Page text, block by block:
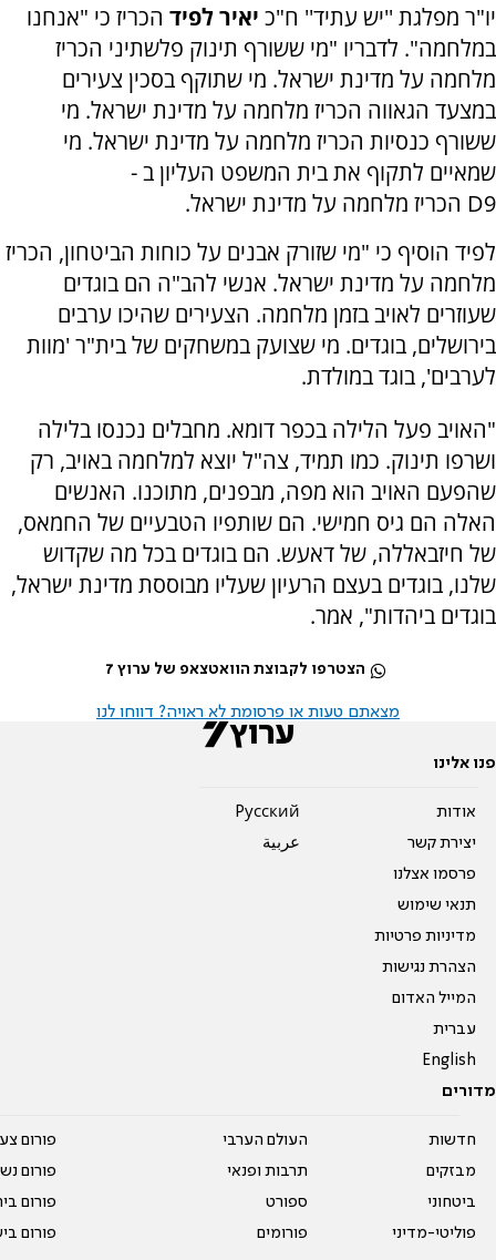
יו"ר מפלגת ''יש עתיד'' ח"כ יאיר לפיד הכריז כי "אנחנו
במלחמה". לדבריו "מי ששורף תינוק פלשתיני הכריז
מלחמה על מדינת ישראל. מי שתוקף בסכין צעירים
במצעד הגאווה הכריז מלחמה על מדינת ישראל. מי
ששורף כנסיות הכריז מלחמה על מדינת ישראל. מי
שמאיים לתקוף את בית המשפט העליון ב -
D9 הכריז מלחמה על מדינת ישראל.
לפיד הוסיף כי "מי שזורק אבנים על כוחות הביטחון, הכריז
מלחמה על מדינת ישראל. אנשי להב"ה הם בוגדים
שעוזרים לאויב בזמן מלחמה. הצעירים שהיכו ערבים
בירושלים, בוגדים. מי שצועק במשחקים של בית"ר 'מוות
לערבים', בוגד במולדת.
"האויב פעל הלילה בכפר דומא. מחבלים נכנסו בלילה
ושרפו תינוק. כמו תמיד, צה"ל יוצא למלחמה באויב, רק
שהפעם האויב הוא מפה, מבפנים, מתוכנו. האנשים
האלה הם גיס חמישי. הם שותפיו הטבעיים של החמאס,
של חיזבאללה, של דאעש. הם בוגדים בכל מה שקדוש
שלנו, בוגדים בעצם הרעיון שעליו מבוססת מדינת ישראל,
בוגדים ביהדות", אמר.
הצטרפו לקבוצת הוואטצאפ של ערוץ 7
מצאתם טעות או פרסומת לא ראויה? דווחו לנו
פנו אלינו
אודות
יצירת קשר
פרסמו אצלנו
תנאי שימוש
מדיניות פרטיות
הצהרת נגישות
המייל האדום
עברית
English
Pусский
عربية
מדורים
חדשות
מבזקים
ביטחוני
פוליטי-מדיני
העולם הערבי
תרבות ופנאי
ספורט
פורומים
פורום
פורום
פורום
פורום